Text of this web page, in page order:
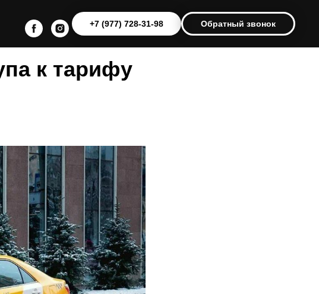
+7 (977) 728-31-98 Обратный звонок
к тарифу